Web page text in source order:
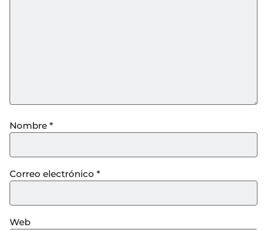
Nombre *
Correo electrónico *
Web